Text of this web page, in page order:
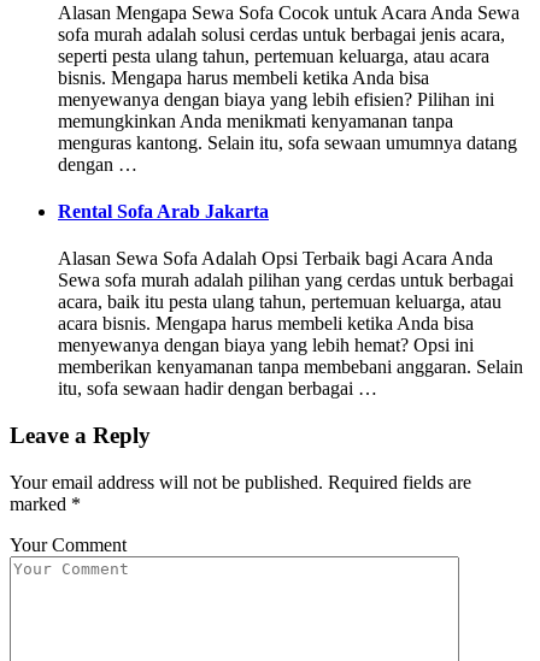
Alasan Mengapa Sewa Sofa Cocok untuk Acara Anda Sewa
sofa murah adalah solusi cerdas untuk berbagai jenis acara,
seperti pesta ulang tahun, pertemuan keluarga, atau acara
bisnis. Mengapa harus membeli ketika Anda bisa
menyewanya dengan biaya yang lebih efisien? Pilihan ini
memungkinkan Anda menikmati kenyamanan tanpa
menguras kantong. Selain itu, sofa sewaan umumnya datang
dengan …
Rental Sofa Arab Jakarta
Alasan Sewa Sofa Adalah Opsi Terbaik bagi Acara Anda
Sewa sofa murah adalah pilihan yang cerdas untuk berbagai
acara, baik itu pesta ulang tahun, pertemuan keluarga, atau
acara bisnis. Mengapa harus membeli ketika Anda bisa
menyewanya dengan biaya yang lebih hemat? Opsi ini
memberikan kenyamanan tanpa membebani anggaran. Selain
itu, sofa sewaan hadir dengan berbagai …
Leave a Reply
Your email address will not be published. Required fields are
marked *
Your Comment